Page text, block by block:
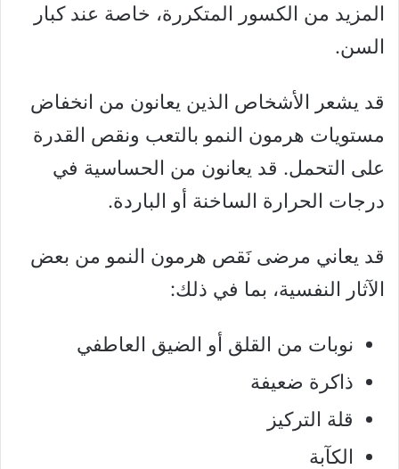
المزيد من الكسور المتكررة، خاصة عند كبار
السن.
قد يشعر الأشخاص الذين يعانون من انخفاض
مستويات هرمون النمو بالتعب ونقص القدرة
على التحمل. قد يعانون من الحساسية في
درجات الحرارة الساخنة أو الباردة.
قد يعاني مرضى نَقص هرمون النمو من بعض
الآثار النفسية، بما في ذلك:
نوبات من القلق أو الضيق العاطفي
ذاكرة ضعيفة
قلة التركيز
الكآبة